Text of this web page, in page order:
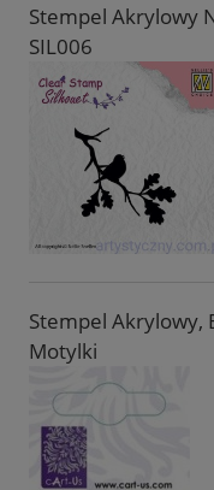
Stempel Akrylowy
SIL006
Stempel Akrylowy,
Motylki